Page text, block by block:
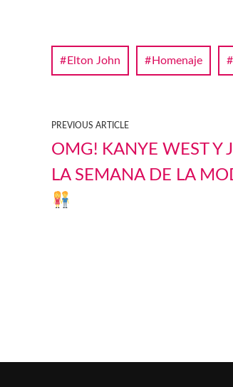
Elton John Homenaje
PREVIOUS ARTICLE
OMG! KANYE WEST Y
LA SEMANA DE LA